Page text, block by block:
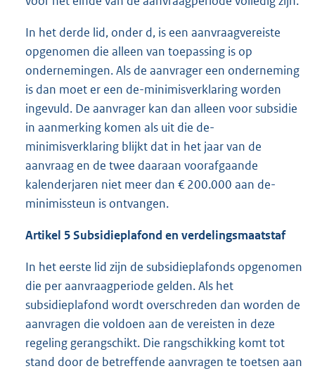
In het derde lid, onder d, is een aanvraagvereiste
opgenomen die alleen van toepassing is op
ondernemingen. Als de aanvrager een onderneming
is dan moet er een de-minimisverklaring worden
ingevuld. De aanvrager kan dan alleen voor subsidie
in aanmerking komen als uit die de-
minimisverklaring blijkt dat in het jaar van de
aanvraag en de twee daaraan voorafgaande
kalenderjaren niet meer dan € 200.000 aan de-
minimissteun is ontvangen.
Artikel 5 Subsidieplafond en verdelingsmaatstaf
In het eerste lid zijn de subsidieplafonds opgenomen
die per aanvraagperiode gelden. Als het
subsidieplafond wordt overschreden dan worden de
aanvragen die voldoen aan de vereisten in deze
regeling gerangschikt. Die rangschikking komt tot
stand door de betreffende aanvragen te toetsen aan